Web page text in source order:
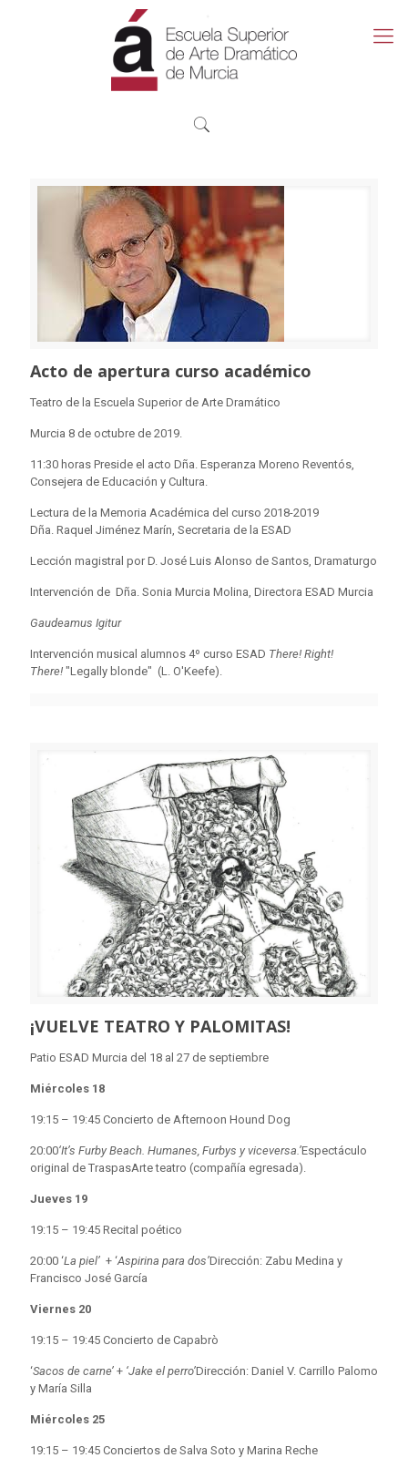
Acto de apertura curso académico
Teatro de la Escuela Superior de Arte Dramático
Murcia 8 de octubre de 2019.
11:30 horas Preside el acto Dña. Esperanza Moreno Reventós,
Consejera de Educación y Cultura.
Lectura de la Memoria Académica del curso 2018-2019
Dña. Raquel Jiménez Marín, Secretaria de la ESAD
Lección magistral por D. José Luis Alonso de Santos, Dramaturgo
Intervención de Dña. Sonia Murcia Molina, Directora ESAD Murcia
Gaudeamus Igitur
Intervención musical alumnos 4º curso ESAD There! Right!
There! "Legally blonde" (L. O'Keefe).
¡VUELVE TEATRO Y PALOMITAS!
Patio ESAD Murcia del 18 al 27 de septiembre
Miércoles 18
19:15 – 19:45 Concierto de Afternoon Hound Dog
20:00‘It’s Furby Beach. Humanes, Furbys y viceversa.’Espectáculo
original de TraspasArte teatro (compañía egresada).
Jueves 19
19:15 – 19:45 Recital poético
20:00 ‘La piel’ + ‘Aspirina para dos’Dirección: Zabu Medina y
Francisco José García
Viernes 20
19:15 – 19:45 Concierto de Capabrò
‘Sacos de carne’ + ‘Jake el perro’Dirección: Daniel V. Carrillo Palomo
y María Silla
Miércoles 25
19:15 – 19:45 Conciertos de Salva Soto y Marina Reche